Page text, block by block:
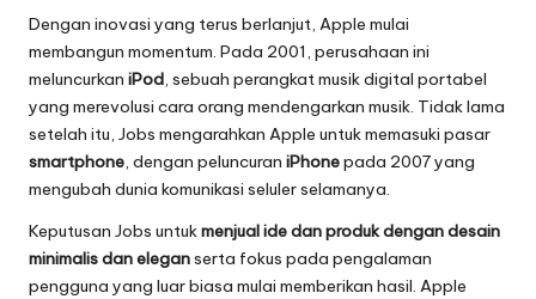
Dengan inovasi yang terus berlanjut, Apple mulai
membangun momentum. Pada 2001, perusahaan ini
meluncurkan iPod, sebuah perangkat musik digital portabel
yang merevolusi cara orang mendengarkan musik. Tidak lama
setelah itu, Jobs mengarahkan Apple untuk memasuki pasar
smartphone, dengan peluncuran iPhonepada 2007 yang
mengubah dunia komunikasi seluler selamanya.
Keputusan Jobs untukmenjual ide dan produk dengan desain
minimalis dan eleganserta fokus pada pengalaman
pengguna yang luar biasa mulai memberikan hasil. Apple